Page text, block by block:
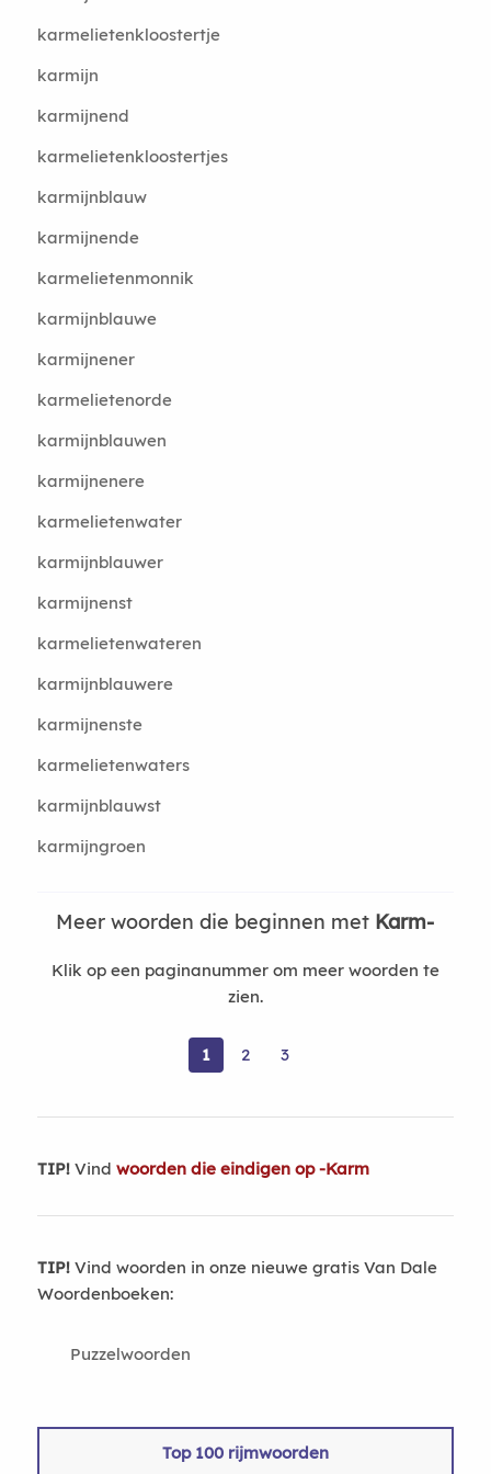
karmelietenkloostertje
karmijn
karmijnend
karmelietenkloostertjes
karmijnblauw
karmijnende
karmelietenmonnik
karmijnblauwe
karmijnener
karmelietenorde
karmijnblauwen
karmijnenere
karmelietenwater
karmijnblauwer
karmijnenst
karmelietenwateren
karmijnblauwere
karmijnenste
karmelietenwaters
karmijnblauwst
karmijngroen
Meer woorden die beginnen met Karm-
Klik op een paginanummer om meer woorden te
zien.
1 2 3
TIP!Vind woorden die eindigen op -Karm
TIP!Vind woorden in onze nieuwe gratis Van Dale
Woordenboeken:
Puzzelwoorden
Top 100 rijmwoorden